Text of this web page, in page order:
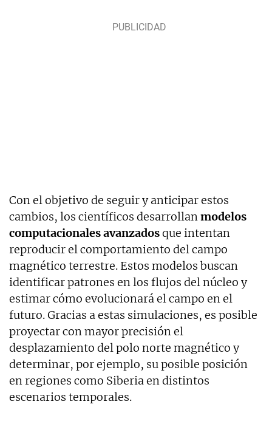
Con el objetivo de seguir y anticipar estos
cambios, los científicos desarrollanmodelos
computacionales avanzadosque intentan
reproducir el comportamiento del campo
magnético terrestre. Estos modelos buscan
identificar patrones en los flujos del núcleo y
estimar cómo evolucionará el campo en el
futuro. Gracias a estas simulaciones, es posible
proyectar con mayor precisión el
desplazamiento del polo norte magnético y
determinar, por ejemplo, su posible posición
en regiones como Siberia en distintos
escenarios temporales.